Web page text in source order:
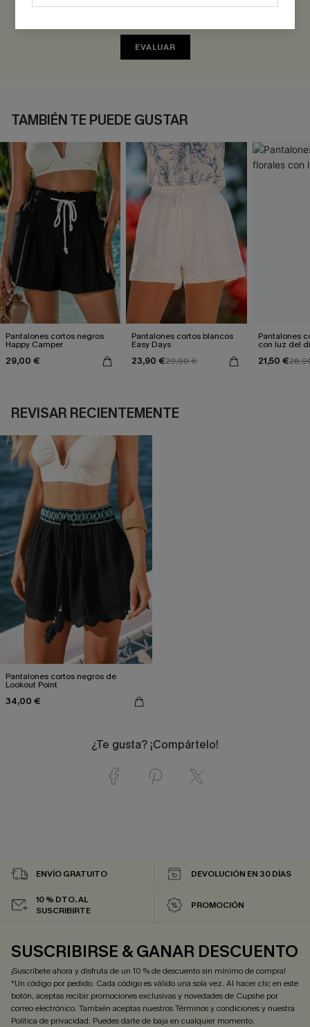
EVALUAR
TAMBIÉN TE PUEDE GUSTAR
Pantalones cortos negros
Happy Camper
29,00 €
Pantalones cortos blancos
Easy Days
23,90 €29,90 €
Pantalones
con luz del
21,50 €
REVISAR RECIENTEMENTE
Pantalones cortos negros de
Lookout Point
34,00 €
¿Te gusta? ¡Compártelo!
ENVÍO GRATUITO DEVOLUCIÓN EN 30 DÍAS
10 % DTO. AL
SUSCRIBIRTE
PROMOCIÓN
SUSCRIBIRSE & GANAR DESCUENTO
¡Suscríbete ahora y disfruta de un 10 % de descuento sin mínimo de compra!
*Un código por pedido. Cada código es válido una sola vez. Al hacer clic en este
botón, aceptas recibir promociones exclusivas y novedades de Cupshe por
correo electrónico. También aceptas nuestrosTérminos y condicionesy nuestra
Política de privacidad. Puedes darte de baja en cualquier momento.